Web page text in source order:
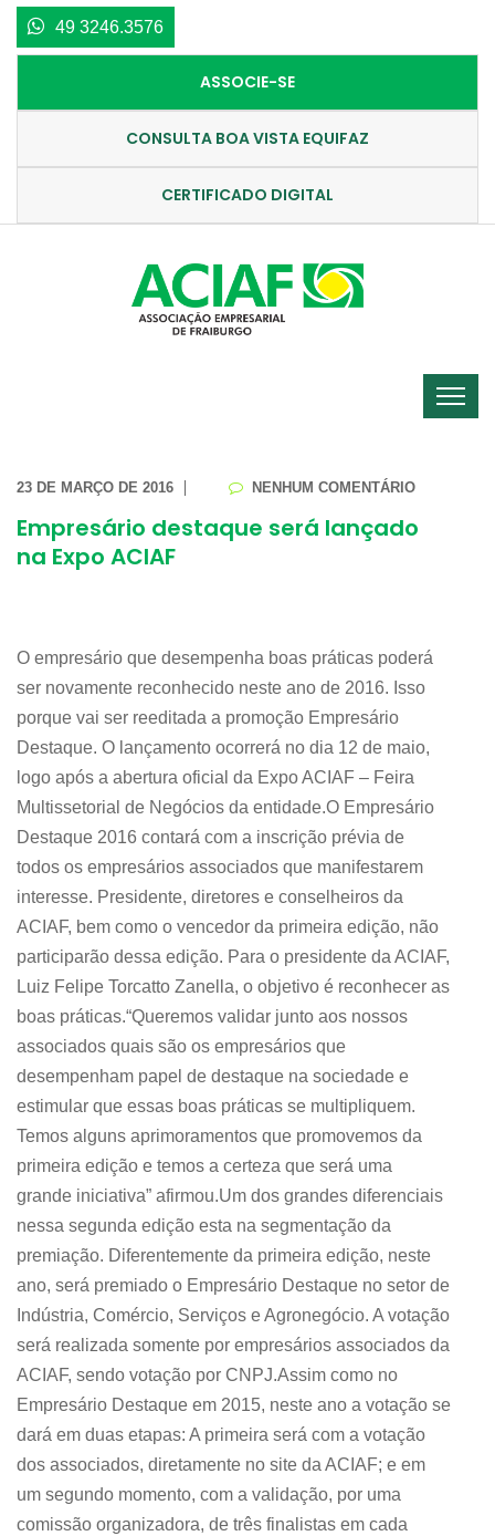
49 3246.3576
ASSOCIE-SE
CONSULTA BOA VISTA EQUIFAZ
CERTIFICADO DIGITAL
23 DE MARÇO DE 2016 NENHUM COMENTÁRIO
Empresário destaque será lançado
na Expo ACIAF
O empresário que desempenha boas práticas poderá
ser novamente reconhecido neste ano de 2016. Isso
porque vai ser reeditada a promoção Empresário
Destaque. O lançamento ocorrerá no dia 12 de maio,
logo após a abertura oficial da Expo ACIAF – Feira
Multissetorial de Negócios da entidade.O Empresário
Destaque 2016 contará com a inscrição prévia de
todos os empresários associados que manifestarem
interesse. Presidente, diretores e conselheiros da
ACIAF, bem como o vencedor da primeira edição, não
participarão dessa edição. Para o presidente da ACIAF,
Luiz Felipe Torcatto Zanella, o objetivo é reconhecer as
boas práticas.“Queremos validar junto aos nossos
associados quais são os empresários que
desempenham papel de destaque na sociedade e
estimular que essas boas práticas se multipliquem.
Temos alguns aprimoramentos que promovemos da
primeira edição e temos a certeza que será uma
grande iniciativa” afirmou.Um dos grandes diferenciais
nessa segunda edição esta na segmentação da
premiação. Diferentemente da primeira edição, neste
ano, será premiado o Empresário Destaque no setor de
Indústria, Comércio, Serviços e Agronegócio. A votação
será realizada somente por empresários associados da
ACIAF, sendo votação por CNPJ.Assim como no
Empresário Destaque em 2015, neste ano a votação se
dará em duas etapas: A primeira será com a votação
dos associados, diretamente no site da ACIAF; e em
um segundo momento, com a validação, por uma
comissão organizadora, de três finalistas em cada